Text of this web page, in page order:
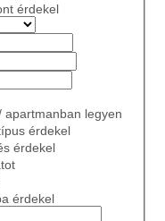
érdekel
apartmanban legyen
érdekel
érdekel
érdekel